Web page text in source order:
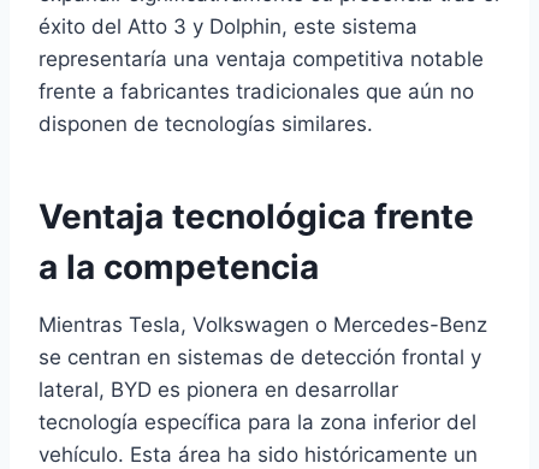
éxito del Atto 3 y Dolphin, este sistema
representaría una ventaja competitiva notable
frente a fabricantes tradicionales que aún no
disponen de tecnologías similares.
Ventaja tecnológica frente
a la competencia
Mientras Tesla, Volkswagen o Mercedes-Benz
se centran en sistemas de detección frontal y
lateral, BYD es pionera en desarrollar
tecnología específica para la zona inferior del
vehículo. Esta área ha sido históricamente un